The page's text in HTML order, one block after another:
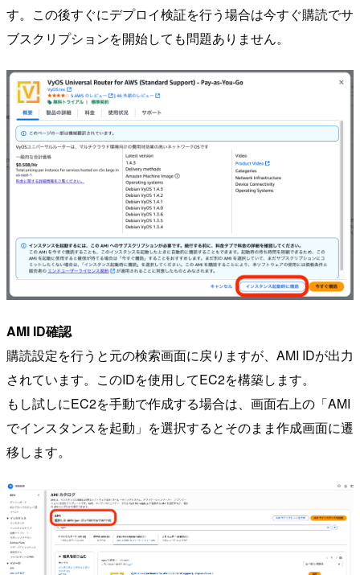
す。この後すぐにデプロイ検証を行う場合は今すぐ購読でサ
ブスクリプションを開始しても問題ありません。
AMI ID確認
購読設定を行うと元の検索画面に戻りますが、AMI IDが出力
されています。このIDを使用してEC2を構築します。
もし試しにEC2を手動で作成する場合は、画面右上の「AMI
でインスタンスを起動」を選択するとそのまま作成画面に遷
移します。